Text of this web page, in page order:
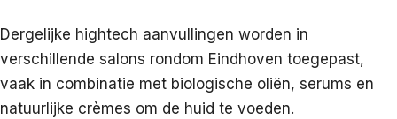
Dergelijke hightech aanvullingen worden in
verschillende salons rondom Eindhoven toegepast,
vaak in combinatie met biologische oliën, serums en
natuurlijke crèmes om de huid te voeden.